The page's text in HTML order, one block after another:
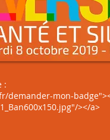
:
demander-mon-
></a>